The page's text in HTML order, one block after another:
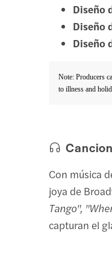
Diseño
Diseño
Diseño
Note: Producers
to illness and
Con música
joya de
Tango",
capturan el